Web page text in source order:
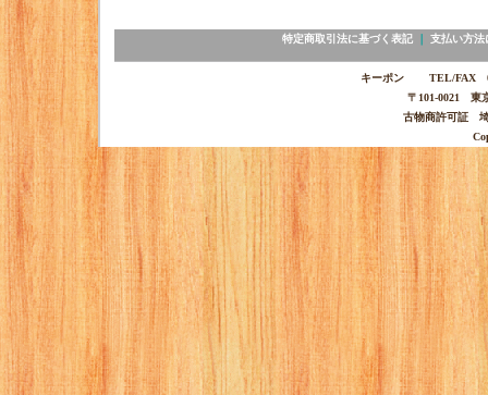
特定商取引法に基づく表記｜ 支払い方法
キーポン TEL/FAX
〒101-0021 東
古物商許可証